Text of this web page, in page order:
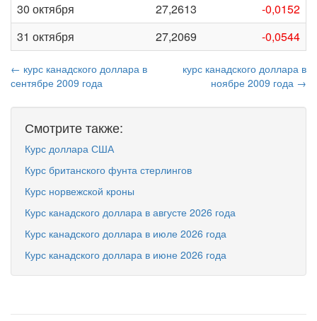
30 октября
27,2613
-0,0152
31 октября
27,2069 -0,0544
← курс канадского доллара в
сентябре 2009 года
курс канадского доллара в
ноябре 2009 года →
Смотрите также:
Курс доллара США
Курс британского фунта стерлингов
Курс норвежской кроны
Курс канадского доллара в августе 2026 года
Курс канадского доллара в июле 2026 года
Курс канадского доллара в июне 2026 года